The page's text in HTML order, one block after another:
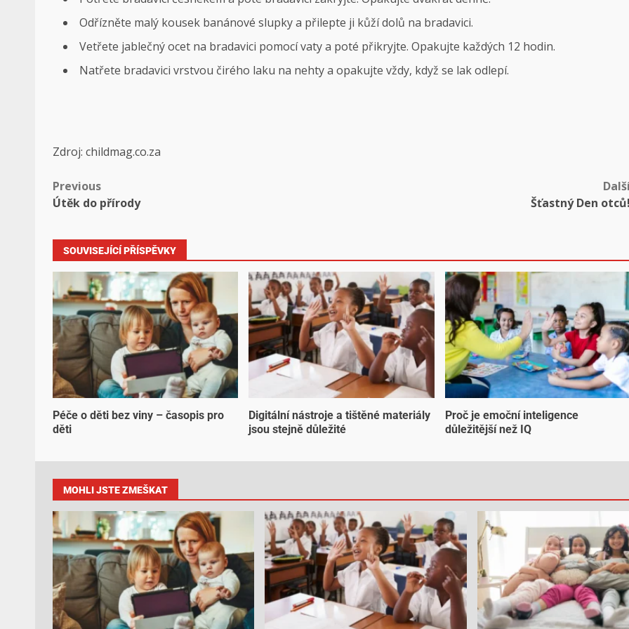
Odřízněte malý kousek banánové slupky a přilepte ji kůží dolů na bradavici.
Vetřete jablečný ocet na bradavici pomocí vaty a poté přikryjte. Opakujte každých 12 hodin.
Natřete bradavici vrstvou čirého laku na nehty a opakujte vždy, když se lak odlepí.
Zdroj: childmag.co.za
Previous
Útěk do přírody
Šťastný Den
SOUVISEJÍCÍ PŘÍSPĚVKY
Péče o děti bez viny – časopis pro
děti
Digitální nástroje a tištěné materiály
jsou stejně důležité
Proč je emoční inteligence
důležitější než IQ
MOHLI JSTE ZMEŠKAT